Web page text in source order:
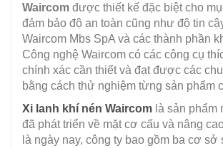
Waircom được thiết kế đặc biệt cho
đảm bảo độ an toàn cũng như độ tin
Waircom Mbs SpA và các thành phần
Công nghệ Waircom có ​​các công cụ
chính xác cần thiết và đạt được các
bằng cách thử nghiệm từng sản phẩm
Xi lanh khí nén Waircom là sản phẩm
đã phát triển về mặt cơ cấu và nâng
là ngày nay, công ty bao gồm ba cơ